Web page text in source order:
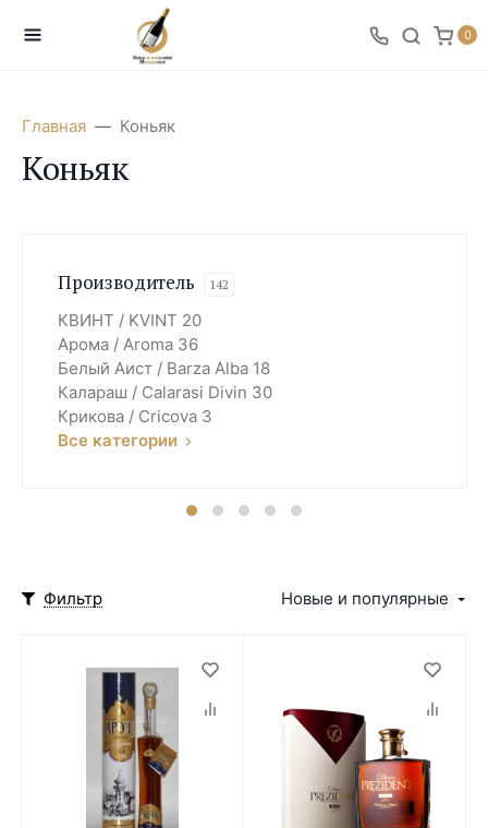
0
Главная Коньяк
Коньяк
Производитель 142
КВИНТ / KVINT 20
Арома / Aroma 36
Белый Аист / Barza Alba 18
Калараш / Сalarasi Divin 30
Крикова / Cricova 3
Все категории
Фильтр Новые и популярные